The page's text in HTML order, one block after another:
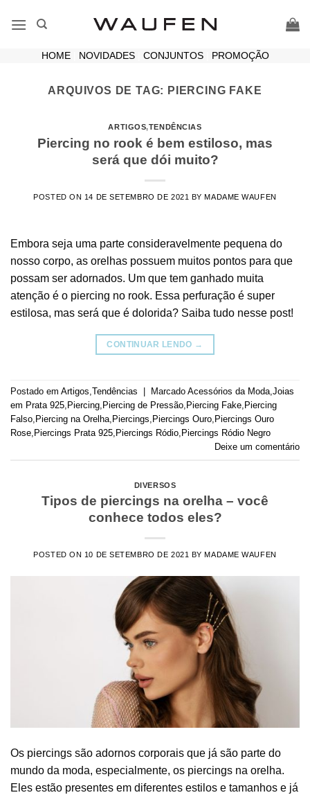
HOME| NOVIDADES| CONJUNTOS| PROMOÇÃO
ARQUIVOS DE TAG: PIERCING FAKE
ARTIGOS,TENDÊNCIAS
Piercing no rook é bem estiloso, mas
será que dói muito?
POSTED ON 14 DE SETEMBRO DE 2021 BYMADAME WAUFEN
Embora seja uma parte consideravelmente pequena do
nosso corpo, as orelhas possuem muitos pontos para que
possam ser adornados. Um que tem ganhado muita
atenção é o piercing no rook. Essa perfuração é super
estilosa, mas será que é dolorida? Saiba tudo nesse post!
CONTINUAR LENDO →
Postado em Artigos Tendências Marcado Acessórios da Moda Joias
em Prata 925 Piercing Piercing de Pressão Piercing Fake Piercing
Falso Piercing na Orelha Piercings Piercings Ouro Piercings Ouro
Rose Piercings Prata 925 Piercings Ródio Piercings Ródio Negro
Deixe um comentário
DIVERSOS
Tipos de piercings na orelha – você
conhece todos eles?
POSTED ON 10 DE SETEMBRO DE 2021 BY MADAME WAUFEN
Os piercings são adornos corporais que já são parte do
mundo da moda, especialmente, os piercings na orelha.
Eles estão presentes em diferentes estilos e tamanhos e já